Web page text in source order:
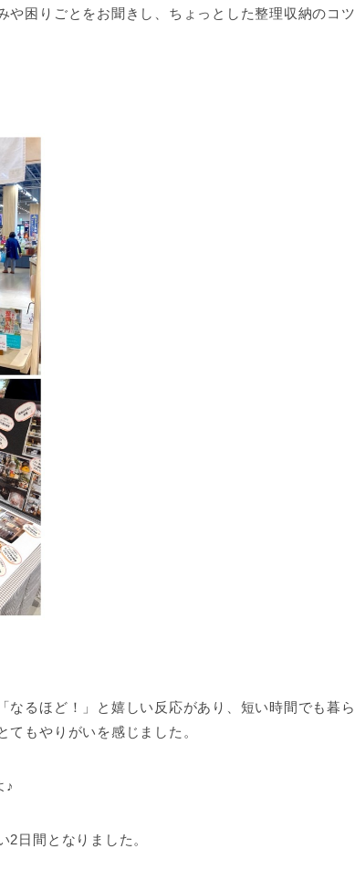
困りごとをお聞きし、ちょっとした整理収納のコツ
るほど！」と嬉しい反応があり、短い時間でも暮ら
もやりがいを感じました。
♪
日間となりました。